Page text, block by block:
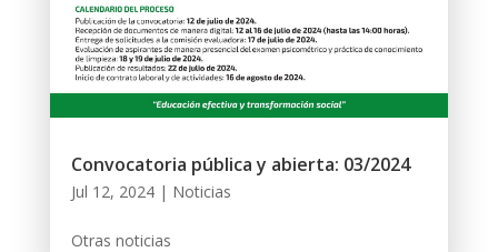
Convocatoria pública y abierta: 03/2024
Jul 12, 2024| Noticias
Otras noticias